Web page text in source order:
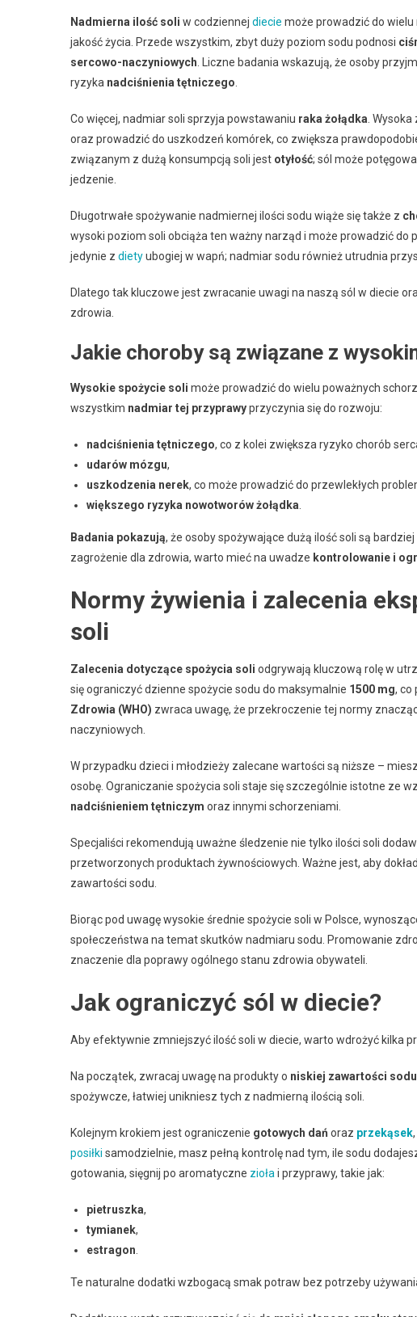
Nadmierna ilość soli w codziennej diecie może prowadzić do
jakość życia. Przede wszystkim, zbyt duży poziom sodu podnosi
sercowo-naczyniowych . Liczne badania wskazują, że osoby
ryzyka nadciśnienia tętniczego
Co więcej, nadmiar soli sprzyja powstawaniu raka żołądka .
oraz prowadzić do uszkodzeń komórek, co zwiększa
związanym z dużą konsumpcją soli jest otyłość; sól może
jedzenie.
Długotrwałe spożywanie nadmiernej ilości sodu wiąże się także z
wysoki poziom soli obciąża ten ważny narząd i może prowadzić do
jedynie z dietyubogiej w wapń; nadmiar sodu również utrudnia
Dlatego tak kluczowe jest zwracanie uwagi na naszą sól w diecie
zdrowia.
Jakie choroby są związane z
Wysokie spożycie soli może prowadzić do wielu poważnych
wszystkim nadmiar tej przyprawyprzyczynia się do rozwoju:
nadciśnienia tętniczego, co z kolei zwiększa ryzyko chorób
udarów mózgu,
uszkodzenia nerek, co może prowadzić do przewlekłych
większego ryzyka nowotworów żołądka
Badania pokazują, że osoby spożywające dużą ilość soli są
zagrożenie dla zdrowia, warto mieć na uwadze kontrolowanie i
Normy żywienia i zalecenia
soli
Zalecenia dotyczące spożycia soli odgrywają kluczową rolę w
się ograniczyć dzienne spożycie sodu do maksymalnie 1500 mg, co
Zdrowia (WHO) zwraca uwagę, że przekroczenie tej normy
naczyniowych.
W przypadku dzieci i młodzieży zalecane wartości są niższe –
osobę. Ograniczanie spożycia soli staje się szczególnie istotne ze
nadciśnieniem tętniczym oraz innymi schorzeniami.
Specjaliści rekomendują uważne śledzenie nie tylko ilości soli
przetworzonych produktach żywnościowych. Ważne jest, aby
zawartości sodu.
Biorąc pod uwagę wysokie średnie spożycie soli w Polsce,
społeczeństwa na temat skutków nadmiaru sodu. Promowanie
znaczenie dla poprawy ogólnego stanu zdrowia obywateli.
Jak ograniczyć sól w diecie?
Aby efektywnie zmniejszyć ilość soli w diecie, warto wdrożyć kilka
Na początek, zwracaj uwagę na produkty o niskiej zawartości sodu
spożywcze, łatwiej unikniesz tych z nadmierną ilością soli.
Kolejnym krokiem jest ograniczenie gotowych dań oraz przekąsek
posiłki samodzielnie, masz pełną kontrolę nad tym, ile sodu
gotowania, sięgnij po aromatyczne zioła i przyprawy, takie jak:
pietruszka,
tymianek,
estragon
Te naturalne dodatki wzbogacą smak potraw bez potrzeby